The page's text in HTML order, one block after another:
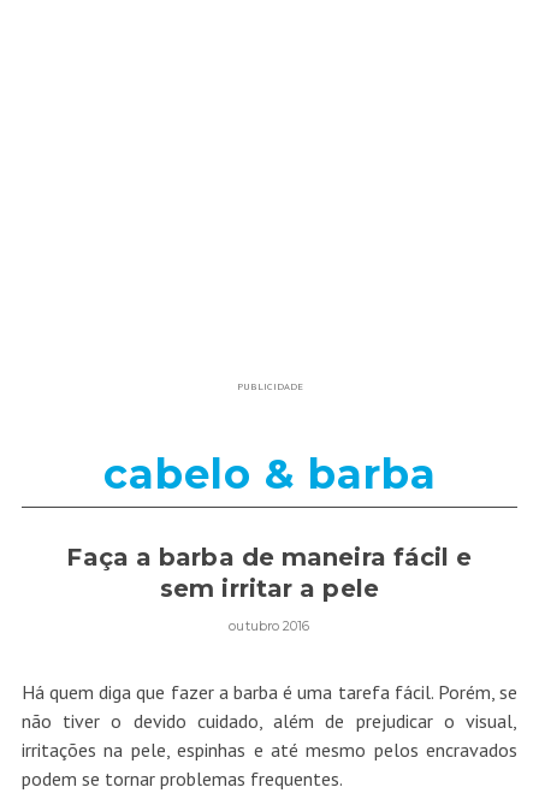
PUBLICIDADE
cabelo & barba
Faça a barba de maneira fácil e
sem irritar a pele
outubro 2016
Há quem diga que fazer a barba é uma tarefa fácil. Porém, se
não tiver o devido cuidado, além de prejudicar o visual,
irritações na pele, espinhas e até mesmo pelos encravados
podem se tornar problemas frequentes.